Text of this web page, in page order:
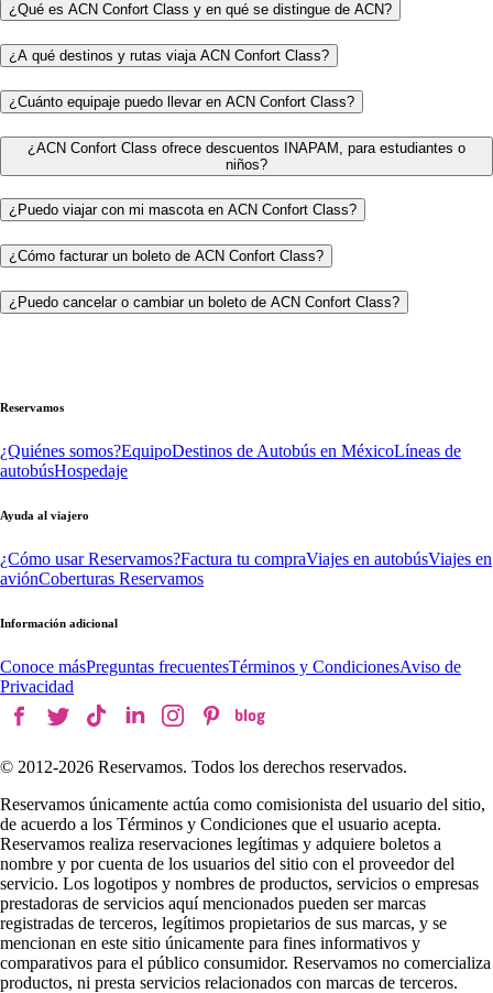
¿Qué es ACN Confort Class y en qué se distingue de ACN?
¿A qué destinos y rutas viaja ACN Confort Class?
¿Cuánto equipaje puedo llevar en ACN Confort Class?
¿ACN Confort Class ofrece descuentos INAPAM, para estudiantes o
niños?
¿Puedo viajar con mi mascota en ACN Confort Class?
¿Cómo facturar un boleto de ACN Confort Class?
¿Puedo cancelar o cambiar un boleto de ACN Confort Class?
Reservamos
¿Quiénes somos?EquipoDestinos de Autobús en MéxicoLíneas de
autobúsHospedaje
Ayuda al viajero
¿Cómo usar Reservamos?Factura tu compraViajes en autobúsViajes en
aviónCoberturas Reservamos
Información adicional
Conoce másPreguntas frecuentesTérminos y CondicionesAviso de
Privacidad
© 2012-2026 Reservamos. Todos los derechos reservados.
Reservamos únicamente actúa como comisionista del usuario del sitio,
de acuerdo a los Términos y Condiciones que el usuario acepta.
Reservamos realiza reservaciones legítimas y adquiere boletos a
nombre y por cuenta de los usuarios del sitio con el proveedor del
servicio. Los logotipos y nombres de productos, servicios o empresas
prestadoras de servicios aquí mencionados pueden ser marcas
registradas de terceros, legítimos propietarios de sus marcas, y se
mencionan en este sitio únicamente para fines informativos y
comparativos para el público consumidor. Reservamos no comercializa
productos, ni presta servicios relacionados con marcas de terceros.